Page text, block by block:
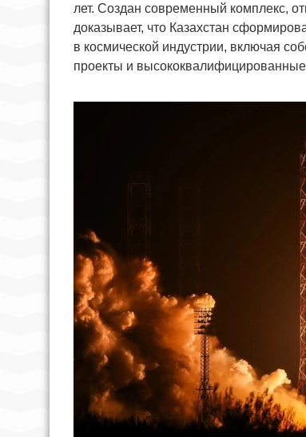
лет. Создан современный комплекс,
доказывает, что Казахстан
в космической индустрии, включая
проекты и